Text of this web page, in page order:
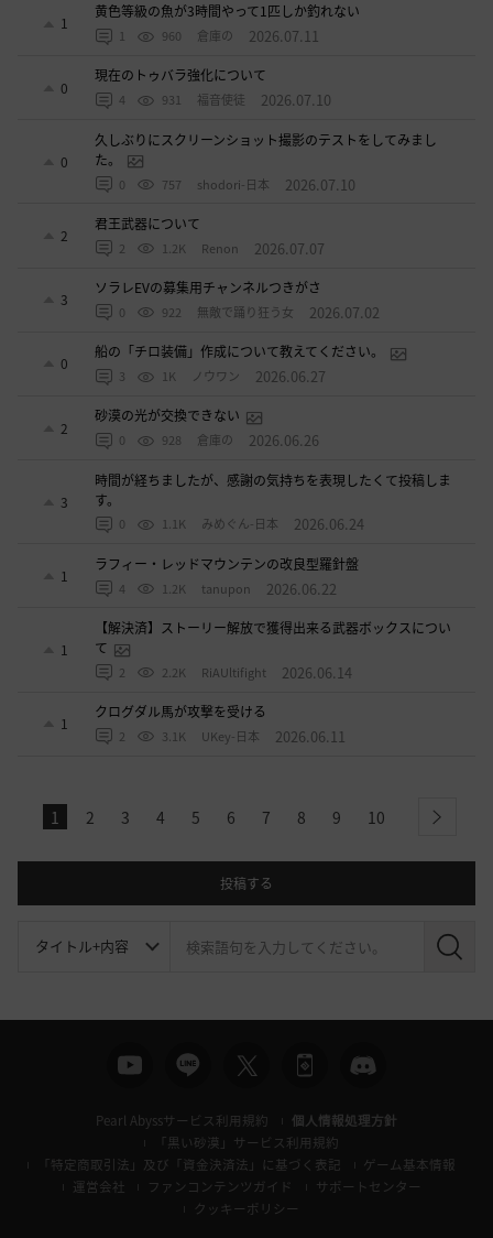
1
黄色等級の魚が3時間やって1匹しか釣れない
1 960 倉庫の 2026.07.11
0
現在のトゥバラ強化について
4 931 福音使徒 2026.07.10
0
久しぶりにスクリーンショット撮影のテストをしてみまし
た。
0 757 shodori-日本 2026.07.10
2
君王武器について
2 1.2K Renon 2026.07.07
3
ソラレEVの募集用チャンネルつきがさ
0 922 無敵で踊り狂う女 2026.07.02
0
船の「チロ装備」作成について教えてください。
3 1K ノウワン 2026.06.27
2
砂漠の光が交換できない
0 928 倉庫の 2026.06.26
3
時間が経ちましたが、感謝の気持ちを表現したくて投稿しま
す。
0 1.1K みめぐん-日本 2026.06.24
1
ラフィー・レッドマウンテンの改良型羅針盤
4 1.2K tanupon 2026.06.22
1
【解決済】ストーリー解放で獲得出来る武器ボックスについ
て
2 2.2K RiAUltifight 2026.06.14
1
クログダル馬が攻撃を受ける
2 3.1K UKey-日本 2026.06.11
1 2 3 4 5 6 7 8 9 10 next
投稿する
検
Pearl Abyssサービス利用規約
個人情報処理方針
「黒い砂漠」サービス利用規約
「特定商取引法」及び「資金決済法」に基づく表記
ゲーム基本情報
運営会社
ファンコンテンツガイド
サポートセンター
クッキーポリシー